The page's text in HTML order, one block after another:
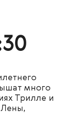
много
Трилле и